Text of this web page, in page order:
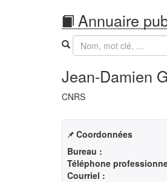
Annuaire
Recherche
Jean-Damien
CNRS
Coordonnées
Bureau :
Téléphone
Courriel :